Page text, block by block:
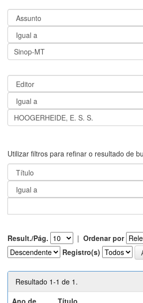
Utilizar filtros para refinar o resultado de
Result./Pág. | Ordenar por
Registro(s)
Resultado 1-1 de 1.
Ano de
Título